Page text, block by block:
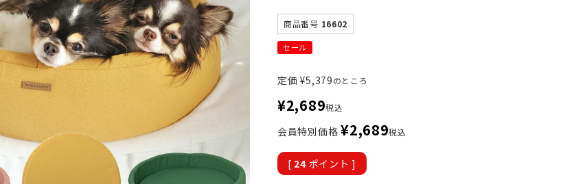
商品番号 16602
セール
定価 ¥5,379のところ
¥2,689税込
会員特別価格 ¥2,689税込
[ 24 ポイント ]